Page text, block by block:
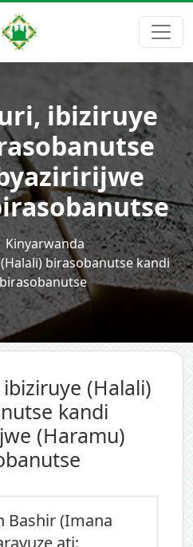
ibiziruye
Kinyarwanda
birasobanutse kandi
ibiziruye (Halali)
kandi
(Haramu)
Bashir (Imana
ati: